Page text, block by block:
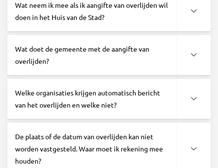
Wat neem ik mee als ik aangifte van overlijden wil
doen in het Huis van de Stad?
Wat doet de gemeente met de aangifte van
overlijden?
Welke organisaties krijgen automatisch bericht
van het overlijden en welke niet?
De plaats of de datum van overlijden kan niet
worden vastgesteld. Waar moet ik rekening mee
houden?